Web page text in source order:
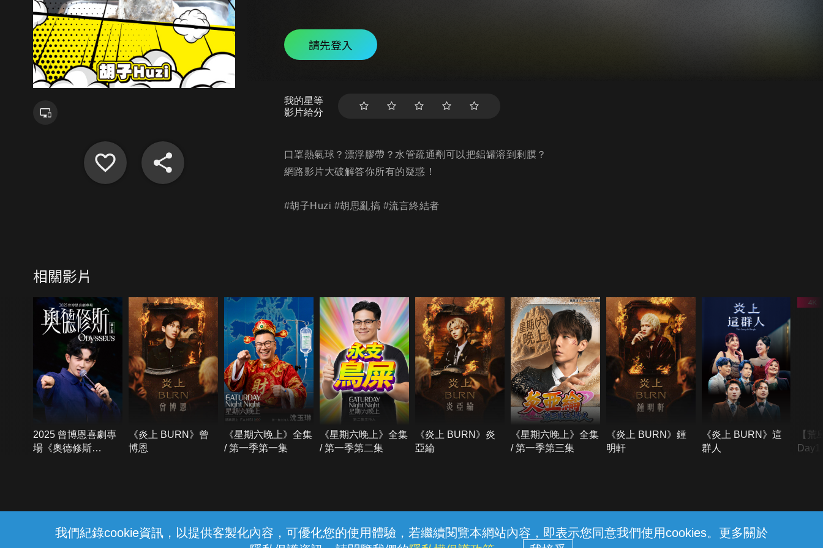
我們紀錄cookie資訊，以提供客製化內容，可優化您的使用體驗，若繼續閱覽本網站內容，即表示您同意我們使用cookies。更多關於
請先登入
我的星等
影片給分
口罩熱氣球？漂浮膠帶？水管疏通劑可以把鋁罐溶到剩膜？
網路影片大破解答你所有的疑惑！
#胡子Huzi #胡思亂搞 #流言終結者
相關影片
2025 曾博恩喜劇專
場《奧德修斯
《炎上 BURN》曾
博恩
《星期六晚上》全集
/ 第一季第一集
《星期六晚上》全集
/ 第一季第二集
《炎上 BURN》炎
亞綸
《星期六晚上》全集
/ 第一季第三集
《炎上 BURN》鍾
明軒
《炎上 BURN》這
群人
【荒
線上客服 服務條款 隱私權保護